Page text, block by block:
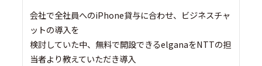
会社で全社員へのiPhone貸与に合わせ、ビジネスチャ
ットの導入を
検討していた中、無料で開設できるelganaをNTTの担
当者より教えていただき導入